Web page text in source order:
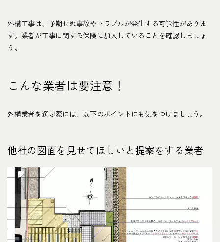
外構工事は、予期せぬ事故やトラブルが発生する可能性がありま
す。業者が工事に関する保険に加入していることを確認しましょ
う。
こんな業者は要注意！
外構業者を選ぶ際には、以下のポイントにも気をつけましょう。
他社の図面を見せてほしいと提案をする業者